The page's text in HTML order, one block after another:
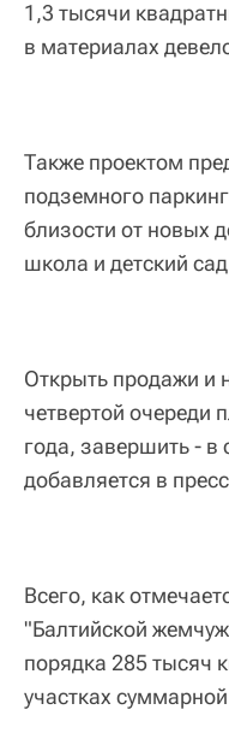
1,3 тысячи
в материалах
Также проектом
подземного
близости от новых
школа и детский
Открыть продажи и
четвертой очереди
года, завершить - в
добавляется в
Всего, как
"Балтийской
порядка 285 тысяч
участках